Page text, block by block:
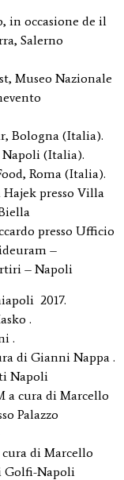
in occasione de il
Salerno
Museo Nazionale
Bologna (Italia).
Napoli (Italia).
Roma (Italia).
presso Villa
presso Ufficio
–
– Napoli
2017.
.
.
di Gianni Nappa .
Napoli
a cura di Marcello
Palazzo
cura di Marcello
Golfi-Napoli